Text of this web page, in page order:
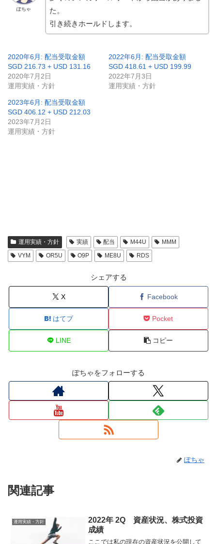
ぽちゃ
た。
引き続きホールドします。
2020年6月: 配当受取金額
SGD 216.73 + USD 131.16
2020年7月2日
運用実績・方針
2022年6月: 配当受取金額
SGD 418.61 + USD 199.99
2022年7月3日
運用実績・方針
2023年6月: 配当受取金額
SGD 406.12 + USD 212.03
2023年7月2日
運用実績・方針
運用実績・方針 実績 配当 M44U
MMM
VYM
OR5U O9P ME8U RDS
シェアする
X Facebook
はてブ Pocket
LINE コピー
ぽちゃをフォローする
ぽちゃ
関連記事
運用実績・方針
2022年 2Q 資産状況、株式投資
成績
ここでは私の現在の資産状況を公開して